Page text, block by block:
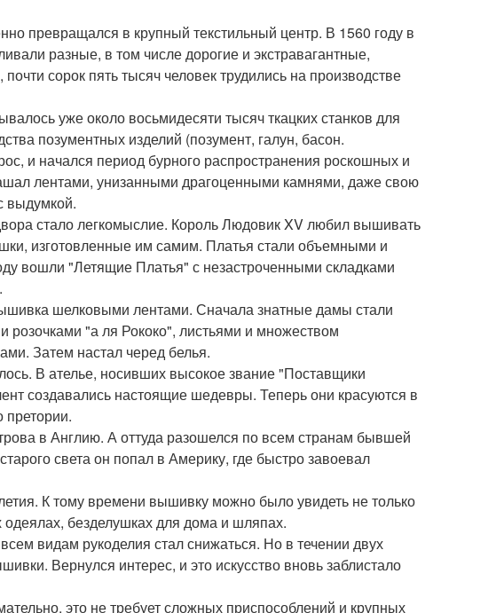
превращался в крупный текстильный центр. В 1560 году в
разные, в том числе дорогие и экстравагантные,
сорок пять тысяч человек трудились на производстве
уже около восьмидесяти тысяч ткацких станков для
позументных изделий (позумент, галун, басон.
и начался период бурного распространения роскошных и
лентами, унизанными драгоценными камнями, даже свою
выдумкой.
стало легкомыслие. Король Людовик XV любил вышивать
изготовленные им самим. Платья стали объемными и
вошли "Летящие Платья" с незастроченными складками
шелковыми лентами. Сначала знатные дамы стали
"а ля Рококо", листьями и множеством
Затем настал черед белья.
В ателье, носивших высокое звание "Поставщики
создавались настоящие шедевры. Теперь они красуются в
в Англию. А оттуда разошелся по всем странам бывшей
света он попал в Америку, где быстро завоевал
К тому времени вышивку можно было увидеть не только
одеялах, безделушках для дома и шляпах.
видам рукоделия стал снижаться. Но в течении двух
Вернулся интерес, и это искусство вновь заблистало
это не требует сложных приспособлений и крупных